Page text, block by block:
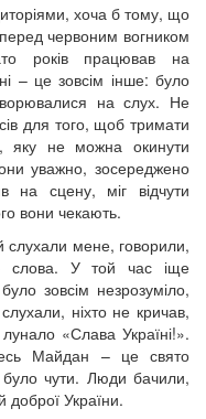
хоча б тому, що
червоним вогником
років працював на
– це зовсім інше: було
на слух. Не
для того, щоб тримати
яку не можна окинути
уважно, зосереджено
на сцену, міг відчути
вони чекають.
слухали мене, говорили,
слова. У той час іще
зовсім незрозуміло,
ніхто не кричав,
«Слава Україні!».
Майдан – це свято
чути. Люди бачили,
доброї України.